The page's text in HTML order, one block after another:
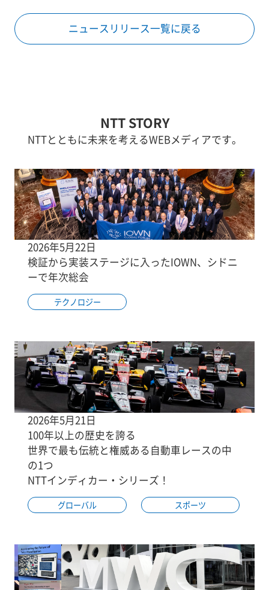
ニュースリリース一覧に戻る
NTT STORY
NTTとともに未来を考えるWEBメディアです。
2026年5月22日
検証から実装ステージに入ったIOWN、シドニ
ーで年次総会
テクノロジー
2026年5月21日
100年以上の歴史を誇る
世界で最も伝統と権威ある自動車レースの中
の1つ
NTTインディカー・シリーズ！
グローバル スポーツ